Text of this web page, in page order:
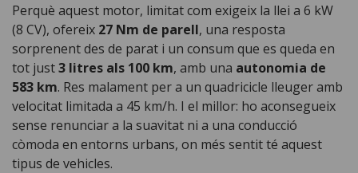
Perquè aquest motor, limitat com exigeix la llei a 6 kW
(8 CV), ofereix 27 Nm de parell, una resposta
sorprenent des de parat i un consum que es queda en
tot just3 litres als 100 km, amb una autonomia de
583 km. Res malament per a un quadricicle lleuger amb
velocitat limitada a 45 km/h. I el millor: ho aconsegueix
sense renunciar a la suavitat ni a una conducció
còmoda en entorns urbans, on més sentit té aquest
tipus de vehicles.